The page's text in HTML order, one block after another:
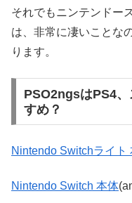
それでもニンテンドー
は、非常に凄いことな
ります。
PSO2ngsはPS4
すめ？
Nintendo Switchライト
Nintendo Switch 本体